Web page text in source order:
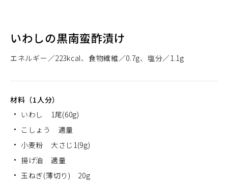
いわしの黒南蛮酢漬け
エネルギー 223kcal 食物繊維 0.7g 塩分 1.1g
材料（1人分）
いわし 1尾(60g)
こしょう 適量
小麦粉 大さじ1(9g)
揚げ油 適量
玉ねぎ(薄切り) 20g